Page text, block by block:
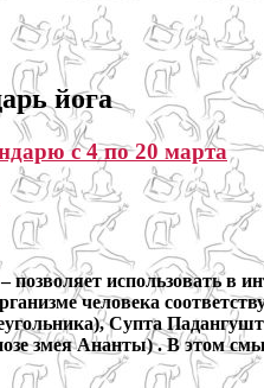
йога
с 4 по 20 марта
использовать в
человека
Супта
змея Ананты) . В этом